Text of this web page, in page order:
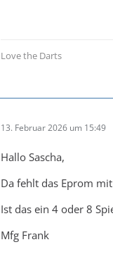
Love the Darts
13. Februar 2026 um 15:49
Hallo Sascha,
Da fehlt das Eprom
Ist das ein 4 oder 8
Mfg Frank